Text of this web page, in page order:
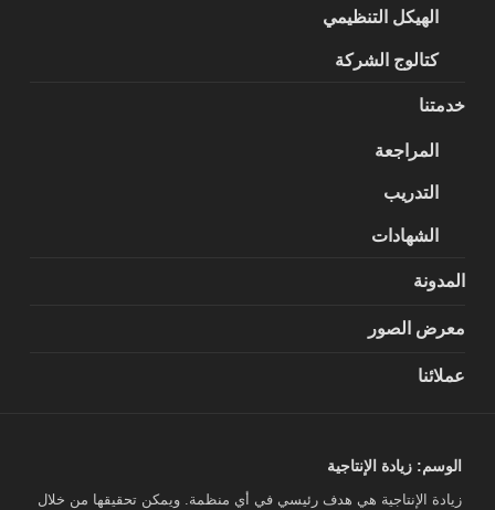
الهيكل التنظيمي
كتالوج الشركة
خدمتنا
المراجعة
التدريب
الشهادات
المدونة
معرض الصور
عملائنا
الوسم: زيادة الإنتاجية
زيادة الإنتاجية هي هدف رئيسي في أي منظمة. ويمكن تحقيقها من خلال